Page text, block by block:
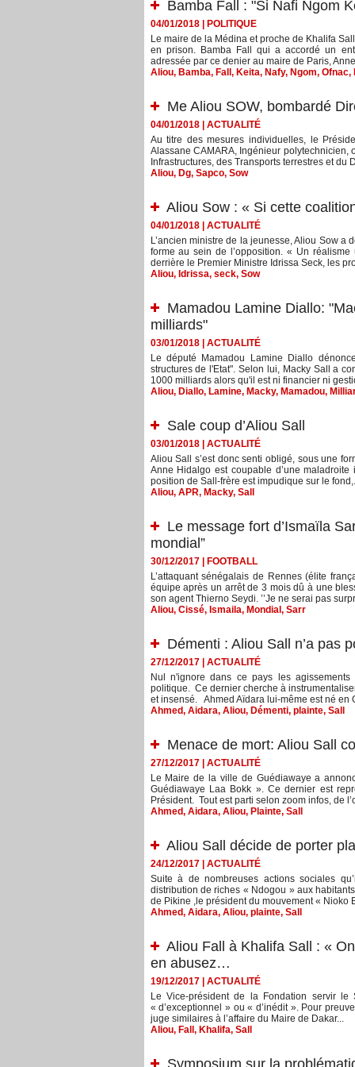
Bamba Fall : "Si Nafi Ngom
04/01/2018|
POLITIQUE
Le maire de la Médina et proche de Khalifa
en prison. Bamba Fall qui a accordé un
adressée par ce denier au maire de Paris,
Aliou, Bamba, Fall , Keita, Nafy, Ngom, Ofnac,
Me Aliou SOW, bombardé
04/01/2018| ACTUALITÉ
Au titre des mesures individuelles, le
Alassane CAMARA, Ingénieur
Infrastructures, des Transports terrestres et du
Aliou, Dg, Sapco, Sow
Aliou Sow : « Si cette
04/01/2018| ACTUALITÉ
L’ancien ministre de la jeunesse, Aliou Sow
forme au sein de l’opposition. « Un
derrière le Premier Ministre Idrissa Seck, les
Aliou, Idrissa, seck, Sow
Mamadou Lamine Diallo:
milliards"
03/01/2018| ACTUALITÉ
Le député Mamadou Lamine Diallo
structures de l'Etat". Selon lui, Macky Sall a
1000 milliards alors qu'il est ni financier ni
Aliou, Diallo, Lamine, Macky, Mamadou,
Sale coup d’Aliou Sall
03/01/2018| ACTUALITÉ
Aliou Sall s’est donc senti obligé, sous une
Anne Hidalgo est coupable d’une
position de Sall-frère est impudique sur le
Aliou, APR, Macky, Sall
Le message fort d’Ismaïla
mondial”
30/12/2017|
FOOTBALL
L’attaquant sénégalais de Rennes (élite
équipe après un arrêt de 3 mois dû à une
son agent Thierno Seydi. ’’Je ne serai pas
Aliou, Cissé, Ismaila, Mondial , Sarr
Démenti : Aliou Sall n’a pas
27/12/2017| ACTUALITÉ
Nul n'ignore dans ce pays les
politique. Ce dernier cherche à
et insensé. Ahmed Aïdara lui-même est né en
Ahmed, Aidara, Aliou, Démenti, plainte, Sall
Menace de mort: Aliou Sall
27/12/2017| ACTUALITÉ
Le Maire de la ville de Guédiawaye a
Guédiawaye Laa Bokk ». Ce dernier est
Président. Tout est parti selon zoom infos, de
Ahmed, Aidara, Aliou, Plainte, Sall
Aliou Sall décide de porter
24/12/2017| ACTUALITÉ
Suite à de nombreuses actions sociales
distribution de riches « Ndogou » aux
de Pikine ,le président du mouvement « Nioko
Ahmed, Aidara, Aliou, plainte, Sall
Aliou Fall à Khalifa Sall : «
en abusez…
19/12/2017| ACTUALITÉ
Le Vice-président de la Fondation servir le
« d’exceptionnel » ou « d’inédit ». Pour
juge similaires à l’affaire du Maire de Dakar...
Aliou, Fall , Khalifa, Sall